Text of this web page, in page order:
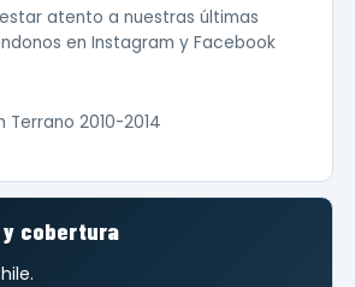
atento a nuestras últimas
en Instagram y Facebook
Terrano 2010-2014
y cobertura